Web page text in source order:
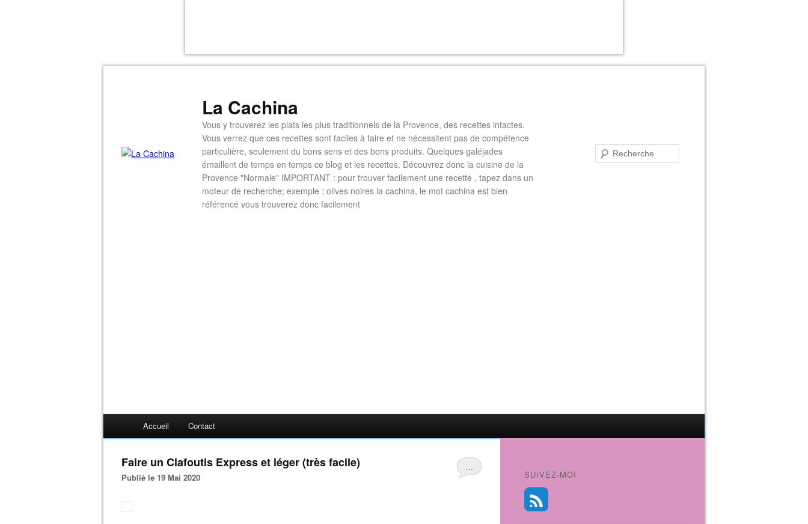
La Cachina
Vous y trouverez les plats les plus traditionnels de la Provence, des recettes intactes.
Vous verrez que ces recettes sont faciles à faire et ne nécessitent pas de compétence
particulière, seulement du bons sens et des bons produits. Quelques galéjades
émaillent de temps en temps ce blog et les recettes. Découvrez donc la cuisine de la
Provence "Normale" IMPORTANT : pour trouver facilement une recette , tapez dans un
moteur de recherche; exemple : olives noires la cachina, le mot cachina est bien
référencé vous trouverez donc facilement
Accueil Contact
…
Faire un Clafoutis Express et léger (très facile)
Publié le 19 Mai 2020 SUIVEZ-MOI